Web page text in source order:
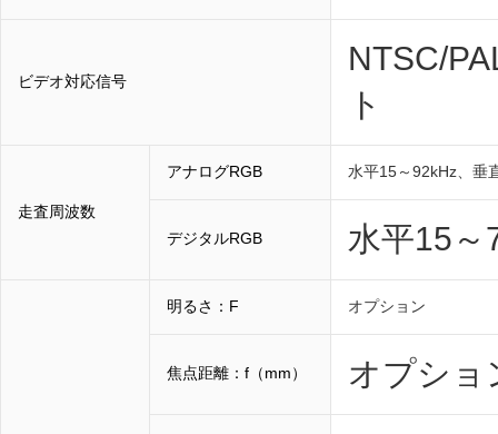
ビデオ対応信号
NTSC/
ト
走査周波数
アナログRGB 水平15～92kHz、垂
デジタルRGB 水平15～
明るさ：F オプション
焦点距離：f（mm） オプショ